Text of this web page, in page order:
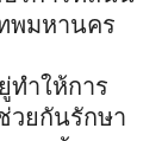
พมหานคร
ำให้การ
วยกันรักษา